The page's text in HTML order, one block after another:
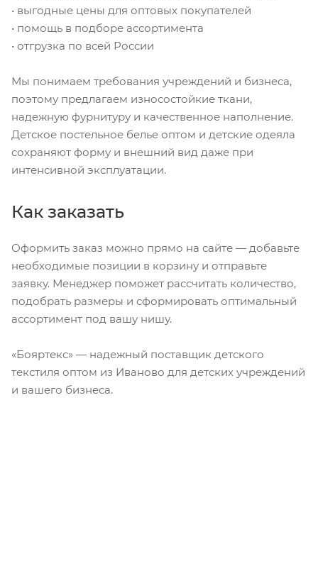
• выгодные цены для оптовых покупателей
• помощь в подборе ассортимента
• отгрузка по всей России
Мы понимаем требования учреждений и бизнеса,
поэтому предлагаем износостойкие ткани,
надежную фурнитуру и качественное наполнение.
Детское постельное белье оптом и детские одеяла
сохраняют форму и внешний вид даже при
интенсивной эксплуатации.
Как заказать
Оформить заказ можно прямо на сайте — добавьте
необходимые позиции в корзину и отправьте
заявку. Менеджер поможет рассчитать количество,
подобрать размеры и сформировать оптимальный
ассортимент под вашу нишу.
«Бояртекс» — надежный поставщик детского
текстиля оптом из Иваново для детских учреждений
и вашего бизнеса.